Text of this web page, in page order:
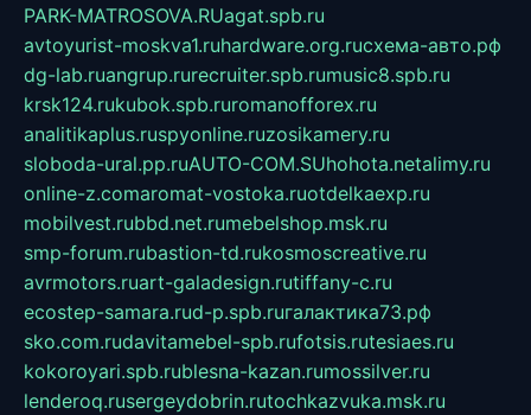
PARK-MATROSOVA.RUagat.spb.ru
avtoyurist-moskva1.ruhardware.org.ruсхема-авто.рф
dg-lab.ruangrup.rurecruiter.spb.rumusic8.spb.ru
krsk124.rukubok.spb.ruromanofforex.ru
analitikaplus.ruspyonline.ruzosikamery.ru
sloboda-ural.pp.ruAUTO-COM.SUhohota.netalimy.ru
online-z.comaromat-vostoka.ruotdelkaexp.ru
mobilvest.rubbd.net.rumebelshop.msk.ru
smp-forum.rubastion-td.rukosmoscreative.ru
avrmotors.ruart-galadesign.rutiffany-c.ru
ecostep-samara.rud-p.spb.ruгалактика73.рф
sko.com.rudavitamebel-spb.rufotsis.rutesiaes.ru
kokoroyari.spb.rublesna-kazan.rumossilver.ru
lenderoq.rusergeydobrin.rutochkazvuka.msk.ru